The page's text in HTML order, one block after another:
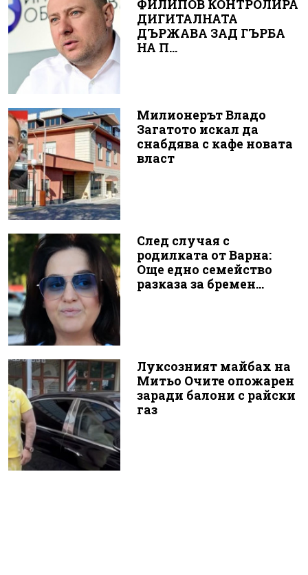
ФИЛИПОВ КОНТРОЛИРА
ДИГИТАЛНАТА
ДЪРЖАВА ЗАД ГЪРБА
НА П...
Милионерът Владо
Загатото искал да
снабдява с кафе новата
власт
След случая с
родилката от Варна:
Още едно семейство
разказа за бремен...
Луксозният майбах на
Митьо Очите опожарен
заради балони с райски
газ